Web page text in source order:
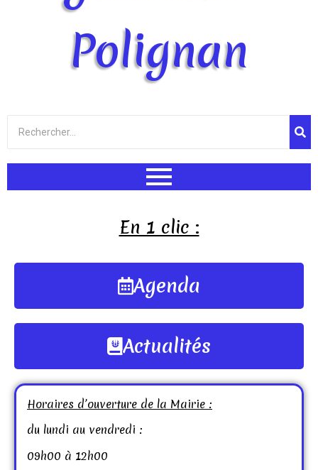
Polignan
En 1 clic :
Agenda
Actualités
Horaires d’ouverture de la Mairie :
du lundi au vendredi :
09h00 à 12h00